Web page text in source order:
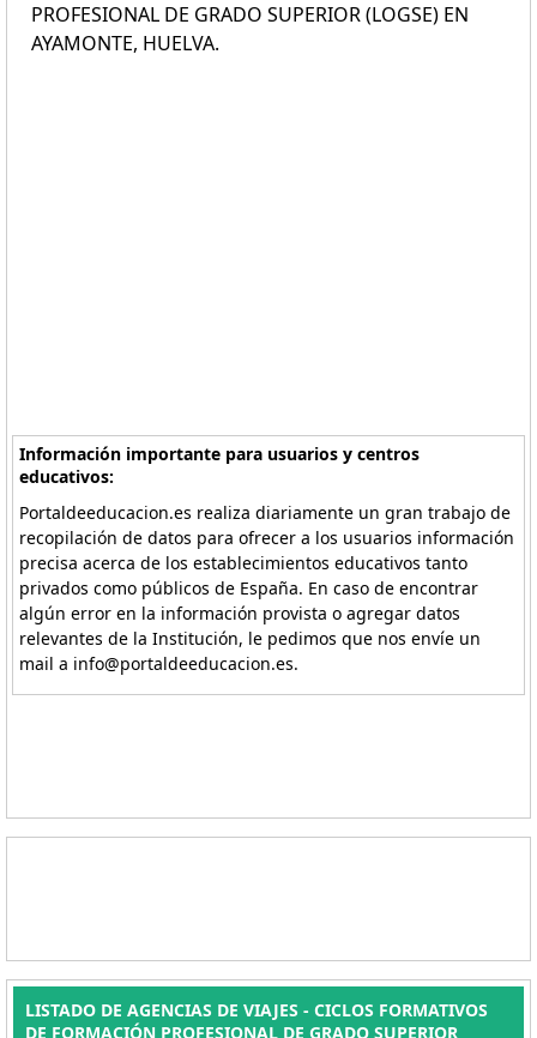
PROFESIONAL DE GRADO SUPERIOR (LOGSE) EN
AYAMONTE, HUELVA.
Información importante para usuarios y centros
educativos:
Portaldeeducacion.es realiza diariamente un gran trabajo de
recopilación de datos para ofrecer a los usuarios información
precisa acerca de los establecimientos educativos tanto
privados como públicos de España. En caso de encontrar
algún error en la información provista o agregar datos
relevantes de la Institución, le pedimos que nos envíe un
mail a info@portaldeeducacion.es.
LISTADO DE AGENCIAS DE VIAJES - CICLOS FORMATIVOS
DE FORMACIÓN PROFESIONAL DE GRADO SUPERIOR